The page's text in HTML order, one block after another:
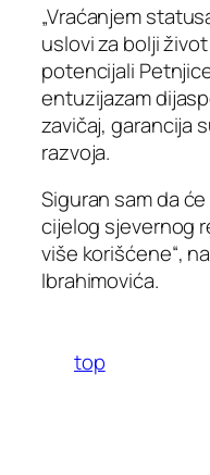
„Vraćanjem
uslovi za bolji
potencijali
entuzijazam
zavičaj, garancija
razvoja.
Siguran sam da
cijelog sjevernog
više korišćene“,
Ibrahimovića.
top